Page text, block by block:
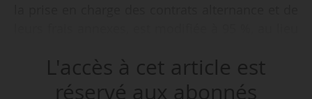
indique le décret n° 2026-104 du 19/02/2026
publié au Journal officiel le 20/02/2026.
L'accès à cet article est
réservé aux abonnés